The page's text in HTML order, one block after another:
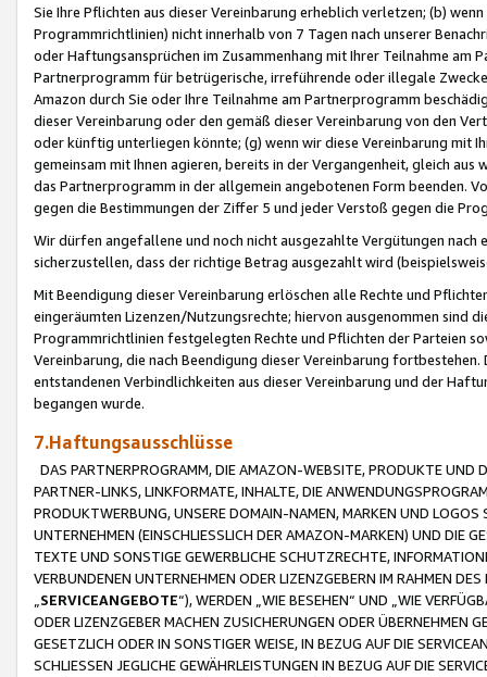
Sie Ihre Pflichten aus dieser Vereinbarung erheblich verletzen; (b)
Programmrichtlinien) nicht innerhalb von 7 Tagen nach unserer
oder Haftungsansprüchen im Zusammenhang mit Ihrer Teilnahme am
Partnerprogramm für betrügerische, irreführende oder illegale
Amazon durch Sie oder Ihre Teilnahme am Partnerprogramm
dieser Vereinbarung oder den gemäß dieser Vereinbarung von den
oder künftig unterliegen könnte; (g) wenn wir diese Vereinbarung mit
gemeinsam mit Ihnen agieren, bereits in der Vergangenheit, gleich
das Partnerprogramm in der allgemein angebotenen Form beenden.
gegen die Bestimmungen der Ziffer 5 und jeder Verstoß gegen die
Wir dürfen angefallene und noch nicht ausgezahlte Vergütungen
sicherzustellen, dass der richtige Betrag ausgezahlt wird
Mit Beendigung dieser Vereinbarung erlöschen alle Rechte und
eingeräumten Lizenzen/Nutzungsrechte; hiervon ausgenommen sind
Programmrichtlinien festgelegten Rechte und Pflichten der Parteien
Vereinbarung, die nach Beendigung dieser Vereinbarung
entstandenen Verbindlichkeiten aus dieser Vereinbarung und der
begangen wurde.
7.Haftungsausschlüsse
DAS PARTNERPROGRAMM, DIE AMAZON-WEBSITE, PRODUKTE UND
PARTNER-LINKS, LINKFORMATE, INHALTE, DIE
PRODUKTWERBUNG, UNSERE DOMAIN-NAMEN, MARKEN UND
UNTERNEHMEN (EINSCHLIESSLICH DER AMAZON-MARKEN) UND DIE
TEXTE UND SONSTIGE GEWERBLICHE SCHUTZRECHTE,
VERBUNDENEN UNTERNEHMEN ODER LIZENZGEBERN IM RAHMEN
SERVICEANGEBOTE“), WERDEN „WIE BESEHEN“ UND „WIE
ODER LIZENZGEBER MACHEN ZUSICHERUNGEN ODER ÜBERNEHMEN
GESETZLICH ODER IN SONSTIGER WEISE, IN BEZUG AUF DIE
SCHLIESSEN JEGLICHE GEWÄHRLEISTUNGEN IN BEZUG AUF DIE